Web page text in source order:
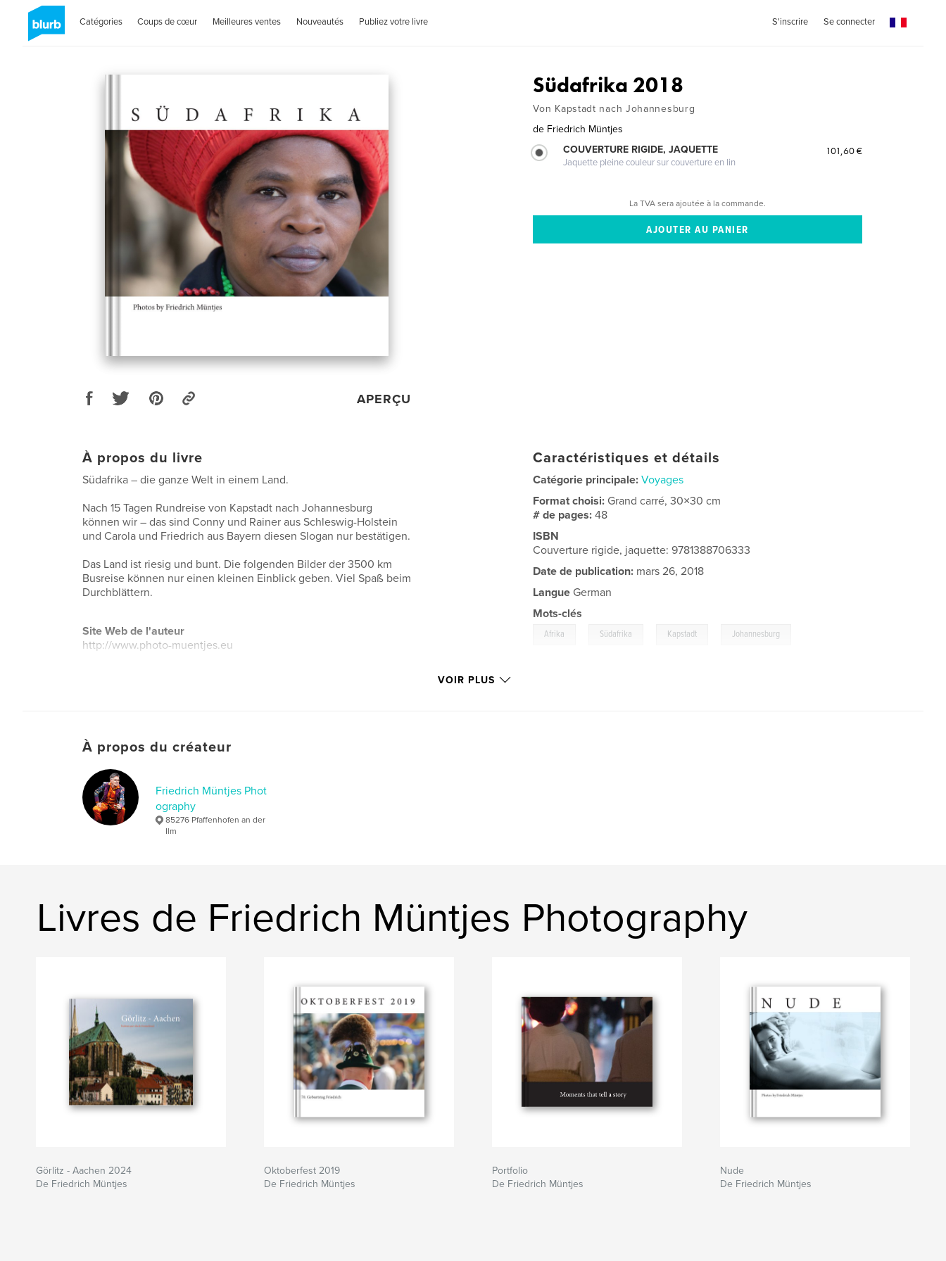
Catégories Coups de cœur Meilleures ventes Nouveautés Publiez votre livre S'inscrire Se connecter
APERÇU
Südafrika 2018
Von Kapstadt nach Johannesburg
de Friedrich Müntjes
COUVERTURE RIGIDE, JAQUETTE
Jaquette pleine couleur sur couverture en lin
101,60 €
La TVA sera ajoutée à la commande.
À propos du livre
Südafrika – die ganze Welt in einem Land.
Nach 15 Tagen Rundreise von Kapstadt nach Johannesburg
können wir – das sind Conny und Rainer aus Schleswig-Holstein
und Carola und Friedrich aus Bayern diesen Slogan nur bestätigen.
Das Land ist riesig und bunt. Die folgenden Bilder der 3500 km
Busreise können nur einen kleinen Einblick geben. Viel Spaß beim
Durchblättern.
Site Web de l'auteur
http://www.photo-muentjes.eu
Caractéristiques et détails
Catégorie principale: Voyages
Format choisi: Grand carré, 30×30 cm
# de pages:48
ISBN
Couverture rigide, jaquette: 9781388706333
Date de publication: mars 26, 2018
Langue German
Mots-clés
Afrika Südafrika Kapstadt Johannesburg
VOIR PLUS
À propos du créateur
Friedrich Müntjes Phot
ography
85276 Pfaffenhofen an der
Ilm
Livres de Friedrich Müntjes Photography
Görlitz - Aachen 2024
De Friedrich Müntjes
Oktoberfest 2019
De Friedrich Müntjes
Portfolio
De Friedrich Müntjes
Nude
De Friedrich Müntjes